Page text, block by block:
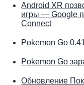
Android XR
игры — Google
Connect
Pokemon Go
Pokemon Go
Обновление